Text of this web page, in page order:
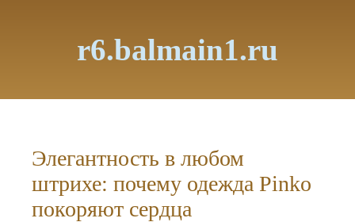
r6.balmain1.ru
Элегантность в любом
штрихе: почему одежда Pinko
покоряют сердца